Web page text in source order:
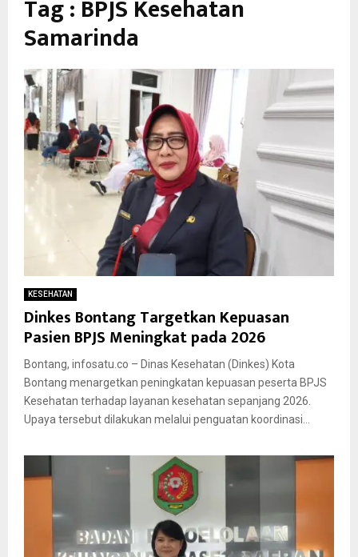
Tag : BPJS Kesehatan
Samarinda
KESEHATAN
Dinkes Bontang Targetkan Kepuasan
Pasien BPJS Meningkat pada 2026
Bontang, infosatu.co – Dinas Kesehatan (Dinkes) Kota
Bontang menargetkan peningkatan kepuasan peserta BPJS
Kesehatan terhadap layanan kesehatan sepanjang 2026.
Upaya tersebut dilakukan melalui penguatan koordinasi...